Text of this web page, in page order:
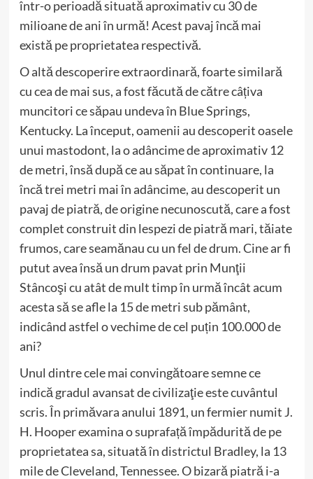
într-o perioadă situată aproximativ cu 30 de
milioane de ani în urmă! Acest pavaj încă mai
există pe proprietatea respectivă.
O altă descoperire extraordinară, foarte similară
cu cea de mai sus, a fost făcută de către câțiva
muncitori ce săpau undeva în Blue Springs,
Kentucky. La început, oamenii au descoperit oasele
unui mastodont, la o adâncime de aproximativ 12
de metri, însă după ce au săpat în continuare, la
încă trei metri mai în adâncime, au descoperit un
pavaj de piatră, de origine necunoscută, care a fost
complet construit din lespezi de piatră mari, tăiate
frumos, care seamănau cu un fel de drum. Cine ar fi
putut avea însă un drum pavat prin Munţii
Stâncoşi cu atât de mult timp în urmă încât acum
acesta să se afle la 15 de metri sub pământ,
indicând astfel o vechime de cel puțin 100.000 de
ani?
Unul dintre cele mai convingătoare semne ce
indică gradul avansat de civilizaţie este cuvântul
scris. În primăvara anului 1891, un fermier numit J.
H. Hooper examina o suprafață împădurită de pe
proprietatea sa, situată în districtul Bradley, la 13
mile de Cleveland, Tennessee. O bizară piatră i-a